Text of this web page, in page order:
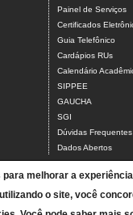
Painel de Serviços
Certificados
Guia Telefônico
Cardápios RUs
Calendário
SIPPEE
GAUCHA
SGI
Dúvidas Frequentes
Dados Abertos
melhorar a
o site, você